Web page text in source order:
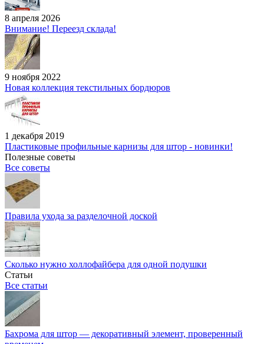
8 апреля 2026
Внимание! Переезд склада!
9 ноября 2022
Новая коллекция текстильных бордюров
1 декабря 2019
Пластиковые профильные карнизы для штор - новинки!
Полезные советы
Все советы
Правила ухода за разделочной доской
Сколько нужно холлофайбера для одной подушки
Статьи
Все статьи
Бахрома для штор — декоративный элемент, проверенный